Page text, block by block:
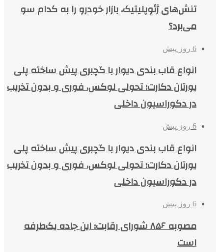
تنش‌های ژئوپلیتیک، بازار خودرو را به کدام سو
می‌برد؟
6 روز پیش
انواع قاب بندی دیوار با گچبری پیش ساخته پلی
یورتان دکارت؛ تحولی لوکس، فوری و بدون تخریب
در دکوراسیون داخلی
6 روز پیش
انواع قاب بندی دیوار با گچبری پیش ساخته پلی
یورتان دکارت؛ تحولی لوکس، فوری و بدون تخریب
در دکوراسیون داخلی
6 روز پیش
مصوبه ۸۵۶ شورای رقابت؛ این جاده یک‌طرفه
است